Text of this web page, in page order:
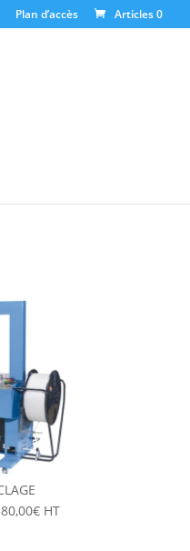
Plan d’accès Articles 0
€ HT